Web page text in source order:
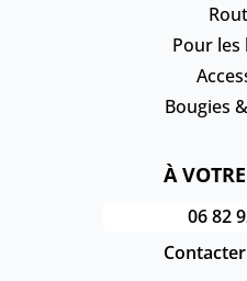
Pour les
Bougies
À
06 82